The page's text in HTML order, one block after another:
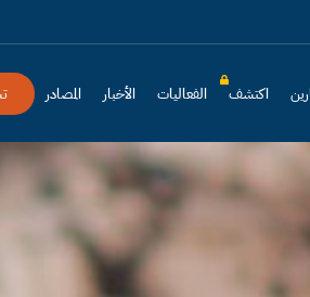
اكتشف الفعاليات الأخبار المصادر